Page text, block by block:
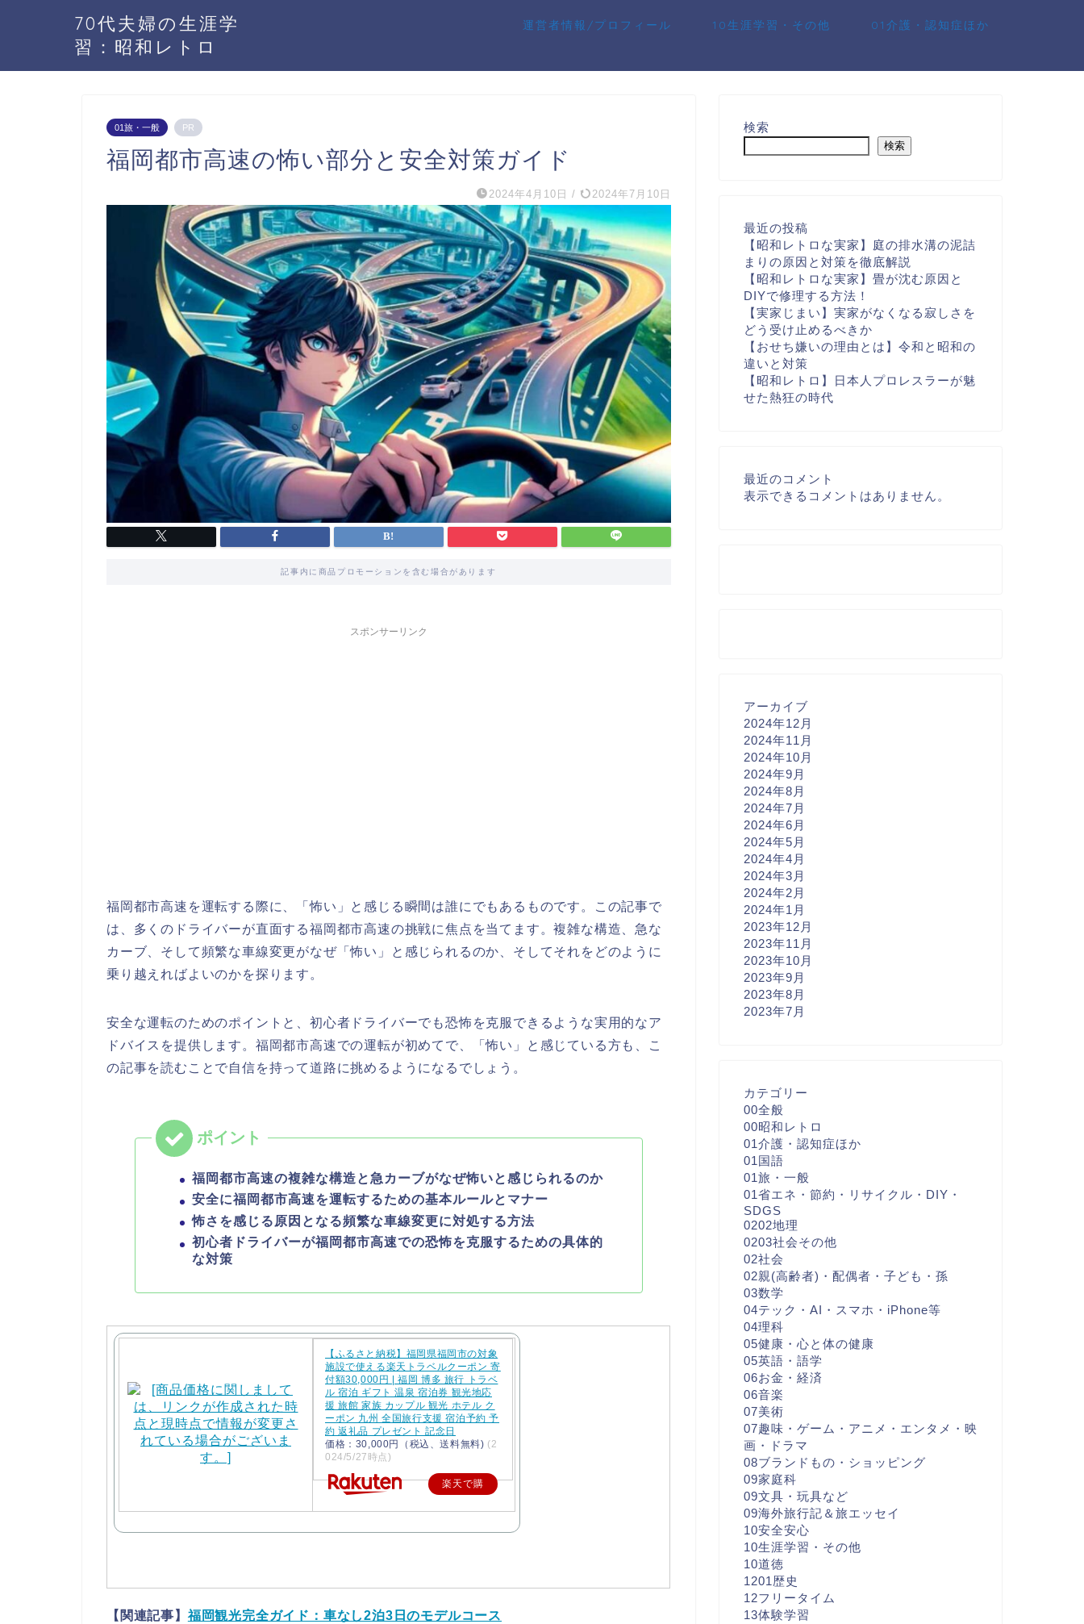
70代夫婦の生涯学
習：昭和レトロ
運営者情報/プロフィール 10生涯学習・その他 01介護・認知症ほか
01旅・一般 PR
福岡都市高速の怖い部分と安全対策ガイド
2024年4月10日 / 2024年7月10日
記事内に商品プロモーションを含む場合があります
スポンサーリンク
福岡都市高速を運転する際に、「怖い」と感じる瞬間は誰にでもあるものです。この記事で
は、多くのドライバーが直面する福岡都市高速の挑戦に焦点を当てます。複雑な構造、急な
カーブ、そして頻繁な車線変更がなぜ「怖い」と感じられるのか、そしてそれをどのように
乗り越えればよいのかを探ります。
安全な運転のためのポイントと、初心者ドライバーでも恐怖を克服できるような実用的なア
ドバイスを提供します。福岡都市高速での運転が初めてで、「怖い」と感じている方も、こ
の記事を読むことで自信を持って道路に挑めるようになるでしょう。
福岡都市高速の複雑な構造と急カーブがなぜ怖いと感じられるのか
安全に福岡都市高速を運転するための基本ルールとマナー
怖さを感じる原因となる頻繁な車線変更に対処する方法
初心者ドライバーが福岡都市高速での恐怖を克服するための具体的
な対策
【ふるさと納税】福岡県福岡市の対象
施設で使える楽天トラベルクーポン 寄
付額30,000円 | 福岡 博多 旅行 トラベ
ル 宿泊 ギフト 温泉 宿泊券 観光地応
援 旅館 家族 カップル 観光 ホテル ク
ーポン 九州 全国旅行支援 宿泊予約 予
約 返礼品 プレゼント 記念日
価格：30,000円（税込、送料無料) (2
024/5/27時点)
楽天で購
【関連記事】福岡観光完全ガイド：車なし2泊3日のモデルコース
検索
検索
最近の投稿
【昭和レトロな実家】庭の排水溝の泥詰
まりの原因と対策を徹底解説
【昭和レトロな実家】畳が沈む原因と
DIYで修理する方法！
【実家じまい】実家がなくなる寂しさを
どう受け止めるべきか
【おせち嫌いの理由とは】令和と昭和の
違いと対策
【昭和レトロ】日本人プロレスラーが魅
せた熱狂の時代
最近のコメント
表示できるコメントはありません。
アーカイブ
2024年12月
2024年11月
2024年10月
2024年9月
2024年8月
2024年7月
2024年6月
2024年5月
2024年4月
2024年3月
2024年2月
2024年1月
2023年12月
2023年11月
2023年10月
2023年9月
2023年8月
2023年7月
カテゴリー
00全般
00昭和レトロ
01介護・認知症ほか
01国語
01旅・一般
01省エネ・節約・リサイクル・DIY・
SDGS
0202地理
0203社会その他
02社会
02親(高齢者)・配偶者・子ども・孫
03数学
04テック・AI・スマホ・iPhone等
04理科
05健康・心と体の健康
05英語・語学
06お金・経済
06音楽
07美術
07趣味・ゲーム・アニメ・エンタメ・映
画・ドラマ
08ブランドもの・ショッピング
09家庭科
09文具・玩具など
09海外旅行記＆旅エッセイ
10安全安心
10生涯学習・その他
10道徳
1201歴史
12フリータイム
13体験学習